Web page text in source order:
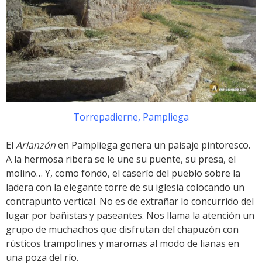
Torrepadierne, Pampliega
El Arlanzónen Pampliega genera un paisaje pintoresco.
A la hermosa ribera se le une su puente, su presa, el
molino… Y, como fondo, el caserío del pueblo sobre la
ladera con la elegante torre de su iglesia colocando un
contrapunto vertical. No es de extrañar lo concurrido del
lugar por bañistas y paseantes. Nos llama la atención un
grupo de muchachos que disfrutan del chapuzón con
rústicos trampolines y maromas al modo de lianas en
una poza del río.